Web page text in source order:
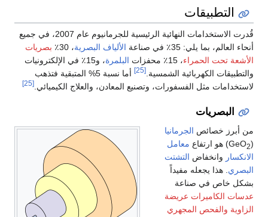
التطبيقات
قُدرت الاستخدامات النهائية الرئيسية للجرمانيوم عام 2007، في جميع
أنحاء العالم، بما يلي: 35٪ في صناعة
الألياف البصرية، 30٪
بصريات
الأشعة تحت الحمراء، 15٪ محفزات البلمرة
، و15٪ في الإلكترونيات
والتطبيقات الكهربائية الشمسية. [25]
أما نسبة 5% المتبقية فتذهب
لاستخدامات مثل الفسفورات، وتصنيع المعادن، والعلاج الكيميائي. [25]
البصريات
من أبرز خصائص الجرمانيا
(GeO
2 ) هو ارتفاع معامل
الانكسار وانخفاض التشتت
البصري . هذا يجعله مفيداً
بشكل خاص في صناعة
عدسات الكاميرات عريضة
الزاوية والفحص المجهري